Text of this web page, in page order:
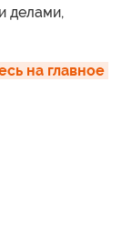
делами,
на главное